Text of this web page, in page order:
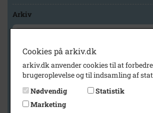
Arkiv
Geografi
Generelt
Cookies på arkiv.dk
arkiv.dk anvender cookies til at
brugeroplevelse og til indsamling af
Nødvendig
Statistik
Marketing